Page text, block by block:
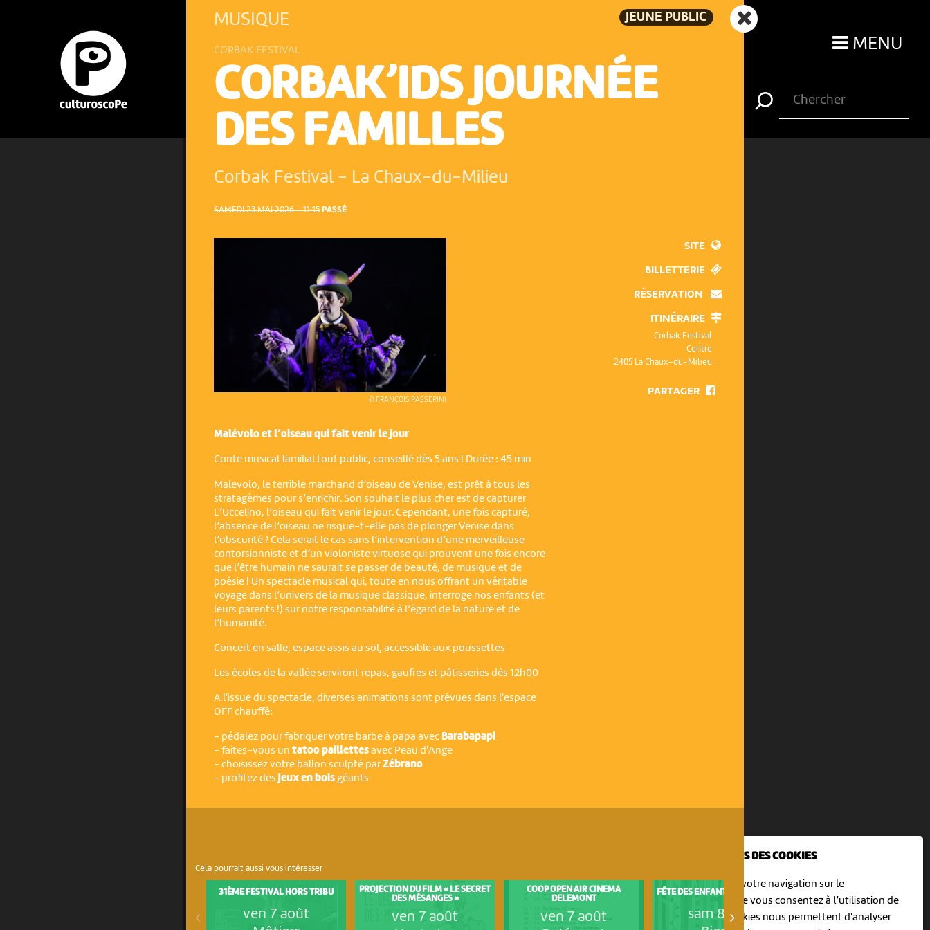
NOUS UTILISONS DES COOKIES
En poursuivant votre navigation sur le
culturoscoPe site vous consentez à l’utilisation de
cookies. Les cookies nous permettent d'analyser
MENU
SAMEDI 23 MAI 2026 – 11:15 PASSÉ
© FRANÇOIS PASSERINI
JEUNE PUBLIC
MUSIQUE
CORBAK FESTIVAL
CORBAK’IDS JOURNÉE
DES FAMILLES
Corbak Festival - La Chaux-du-Milieu
Malévolo et l’oiseau qui fait venir le jour
Conte musical familial tout public, conseillé dès 5 ans | Durée : 45 min
Malevolo, le terrible marchand d’oiseau de Venise, est prêt à tous les
stratagèmes pour s’enrichir. Son souhait le plus cher est de capturer
L’Uccelino, l’oiseau qui fait venir le jour. Cependant, une fois capturé,
l’absence de l’oiseau ne risque-t-elle pas de plonger Venise dans
l’obscurité ? Cela serait le cas sans l’intervention d’une merveilleuse
contorsionniste et d’un violoniste virtuose qui prouvent une fois encore
que l’être humain ne saurait se passer de beauté, de musique et de
poésie ! Un spectacle musical qui, toute en nous offrant un véritable
voyage dans l’univers de la musique classique, interroge nos enfants (et
leurs parents !) sur notre responsabilité à l’égard de la nature et de
l’humanité.
Concert en salle, espace assis au sol, accessible aux poussettes
Les écoles de la vallée serviront repas, gaufres et pâtisseries dès 12h00
A l'issue du spectacle, diverses animations sont prévues dans l'espace
OFF chauffé:
- pédalez pour fabriquer votre barbe à papa avec Barabapapi
- faites-vous untatoo paillettesavec Peau d'Ange
- choisissez votre ballon sculpté parZébrano
- profitez desjeux en bois géants
SITE
BILLETTERIE
RÉSERVATION
ITINÉRAIRE
Corbak Festival
Centre
2405 La Chaux-du-Milieu
PARTAGER
Cela pourrait aussi vous intéresser
31ÈME FESTIVAL HORS TRIBU
ven 7 août
PROJECTION DU FILM « LE SECRET
DES MÉSANGES »
ven 7 août
COOP OPEN AIR CINEMA
DELEMONT
ven 7 août
FÊTE DES ENFANTS / KINDERFEST
sam 8 août
ATELIER CRÉATIF POUR
DE 5 À 10 ANS : UNE...
sam 8 août